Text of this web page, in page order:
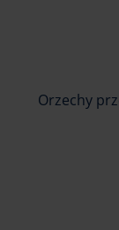
Orzechy